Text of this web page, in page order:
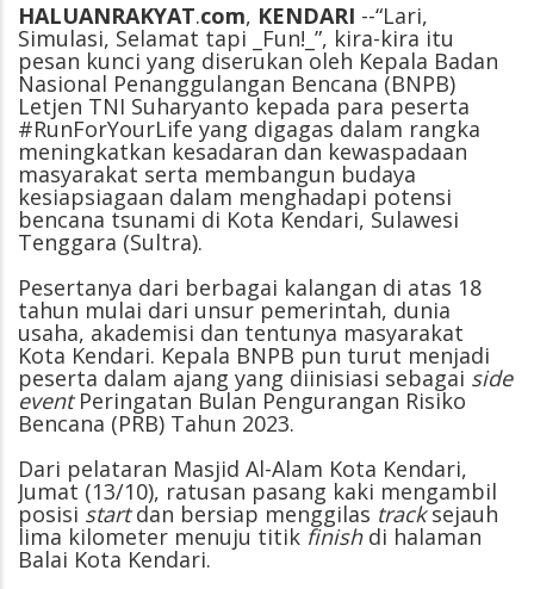
HALUANRAKYAT.com, KENDARI --“Lari,
Simulasi, Selamat tapi _Fun!_”, kira-kira itu
pesan kunci yang diserukan oleh Kepala Badan
Nasional Penanggulangan Bencana (BNPB)
Letjen TNI Suharyanto kepada para peserta
#RunForYourLife yang digagas dalam rangka
meningkatkan kesadaran dan kewaspadaan
masyarakat serta membangun budaya
kesiapsiagaan dalam menghadapi potensi
bencana tsunami di Kota Kendari, Sulawesi
Tenggara (Sultra).
Pesertanya dari berbagai kalangan di atas 18
tahun mulai dari unsur pemerintah, dunia
usaha, akademisi dan tentunya masyarakat
Kota Kendari. Kepala BNPB pun turut menjadi
peserta dalam ajang yang diinisiasi sebagai side
eventPeringatan Bulan Pengurangan Risiko
Bencana (PRB) Tahun 2023.
Dari pelataran Masjid Al-Alam Kota Kendari,
Jumat (13/10), ratusan pasang kaki mengambil
posisi startdan bersiap menggilas tracksejauh
lima kilometer menuju titik finishdi halaman
Balai Kota Kendari.